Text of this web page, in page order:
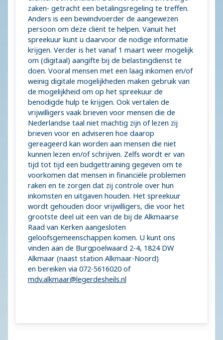
zaken- getracht een betalingsregeling te treffen.
Anders is een bewindvoerder de aangewezen
persoon om deze cliënt te helpen. Vanuit het
spreekuur kunt u daarvoor de nodige informatie
krijgen. Verder is het vanaf 1 maart weer mogelijk
om (digitaal) aangifte bij de belastingdienst te
doen. Vooral mensen met een laag inkomen en/of
weinig digitale mogelijkheden maken gebruik van
de mogelijkheid om op het spreekuur de
benodigde hulp te krijgen. Ook vertalen de
vrijwilligers vaak brieven voor mensen die de
Nederlandse taal niet machtig zijn of lezen zij
brieven voor en adviseren hoe daarop
gereageerd kan worden aan mensen die niet
kunnen lezen en/of schrijven. Zelfs wordt er van
tijd tot tijd een budgettraining gegeven om te
voorkomen dat mensen in financiële problemen
raken en te zorgen dat zij controle over hun
inkomsten en uitgaven houden. Het spreekuur
wordt gehouden door vrijwilligers, die voor het
grootste deel uit een van de bij de Alkmaarse
Raad van Kerken aangesloten
geloofsgemeenschappen komen. U kunt ons
vinden aan de Burgpoelwaard 2-4, 1824 DW
Alkmaar (naast station Alkmaar-Noord)
en bereiken via 072-5616020 of
mdv.alkmaar@legerdesheils.nl